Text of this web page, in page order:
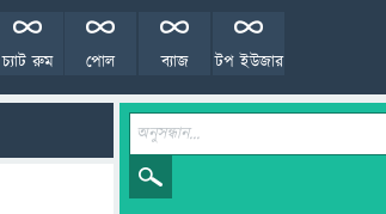
টপ ইউজার
ব্যাজ
পোল
চ্যাট রুম